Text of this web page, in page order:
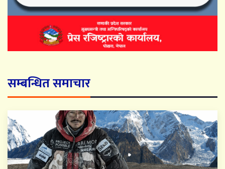
सम्बन्धित समाचार